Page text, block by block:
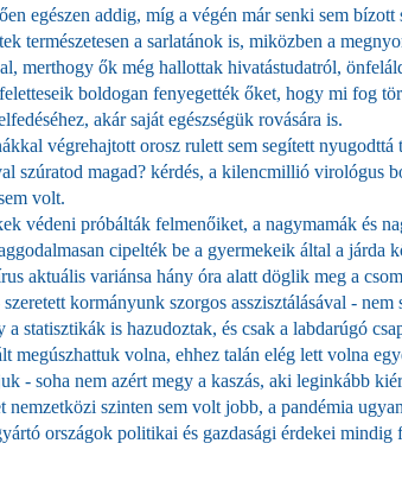
egészen addig, míg a végén már senki sem bízott
természetesen a sarlatánok is, miközben a
merthogy ők még hallottak hivatástudatról,
boldogan fenyegették őket, hogy mi fog
akár saját egészségük rovására is.
végrehajtott orosz rulett sem segített
szúratod magad? kérdés, a kilencmillió virológus
volt.
védeni próbálták felmenőiket, a nagymamák és
cipelték be a gyermekeik által a járda
aktuális variánsa hány óra alatt döglik meg a
kormányunk szorgos asszisztálásával -
a statisztikák is hazudoztak, és csak a labdarúgó
megúszhattuk volna, ehhez talán elég lett volna
- soha nem azért megy a kaszás, aki leginkább
nemzetközi szinten sem volt jobb, a pandémia
országok politikai és gazdasági érdekei